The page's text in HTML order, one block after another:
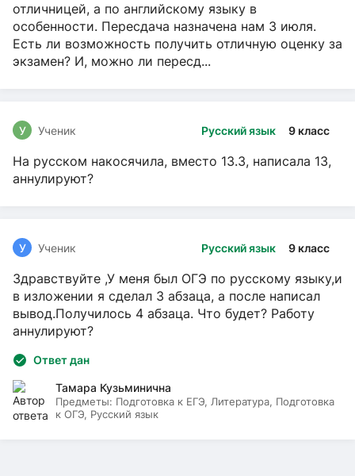
отличницей, а по английскому языку в
особенности. Пересдача назначена нам 3 июля.
Есть ли возможность получить отличную оценку за
экзамен? И, можно ли пересд...
Русский язык 9 класс
У Ученик
На русском накосячила, вместо 13.3, написала 13,
аннулируют?
Русский язык 9 класс
У Ученик
Здравствуйте ,У меня был ОГЭ по русскому языку,и
в изложении я сделал 3 абзаца, а после написал
вывод.Получилось 4 абзаца. Что будет? Работу
аннулируют?
Ответ дан
Тамара Кузьминична
Предметы: Подготовка к ЕГЭ, Литература, Подготовка
к ОГЭ, Русский язык